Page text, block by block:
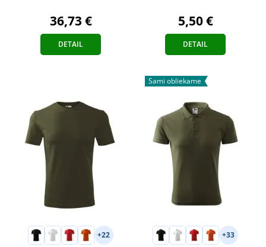
36,73 €
DETAIL
5,50 €
DETAIL
+22
Sami obliekame
+33